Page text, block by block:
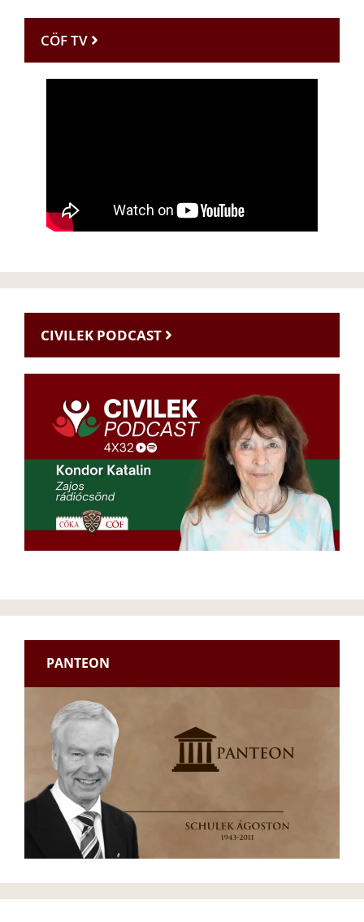
CÖF TV
CIVILEK PODCAST
PANTEON